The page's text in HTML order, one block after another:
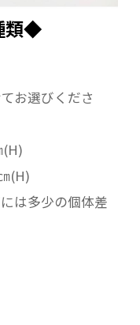
類◆
お選びくださ
(H)
(H)
は多少の個体差